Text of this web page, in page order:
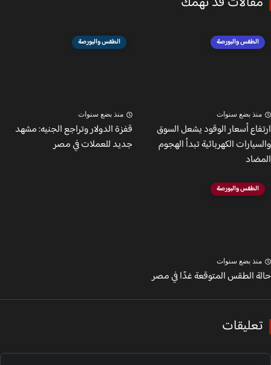
الطقس والبورصة
بضع سنوات
أسعار الوقود يشعل السوق
الكهربائية تبدأ الهجوم
الطقس والبورصة
منذ بضع سنوات
قفزة الدولار وتراجع الجنيه: مشهد
جديد للعملات في مصر
الطقس والبورصة
بضع سنوات
الطقس المتوقعة غدًا في مصر